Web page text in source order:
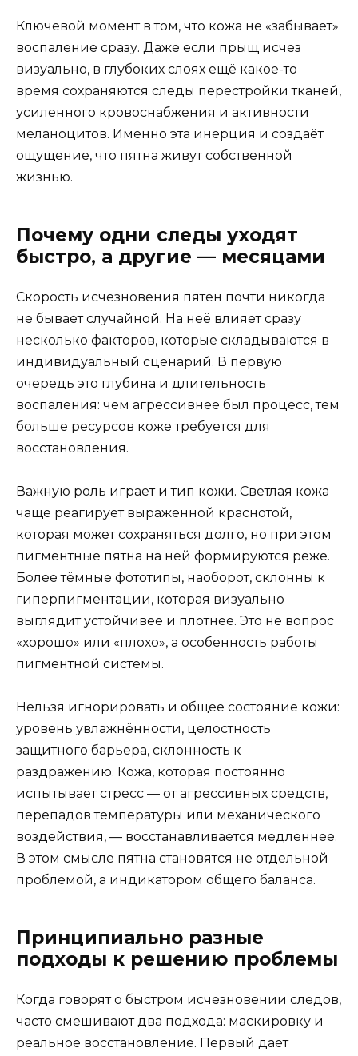
Ключевой момент в том, что кожа не «забывает»
воспаление сразу. Даже если прыщ исчез
визуально, в глубоких слоях ещё какое-то
время сохраняются следы перестройки тканей,
усиленного кровоснабжения и активности
меланоцитов. Именно эта инерция и создаёт
ощущение, что пятна живут собственной
жизнью.
Почему одни следы уходят
быстро, а другие — месяцами
Скорость исчезновения пятен почти никогда
не бывает случайной. На неё влияет сразу
несколько факторов, которые складываются в
индивидуальный сценарий. В первую
очередь это глубина и длительность
воспаления: чем агрессивнее был процесс, тем
больше ресурсов коже требуется для
восстановления.
Важную роль играет и тип кожи. Светлая кожа
чаще реагирует выраженной краснотой,
которая может сохраняться долго, но при этом
пигментные пятна на ней формируются реже.
Более тёмные фототипы, наоборот, склонны к
гиперпигментации, которая визуально
выглядит устойчивее и плотнее. Это не вопрос
«хорошо» или «плохо», а особенность работы
пигментной системы.
Нельзя игнорировать и общее состояние кожи:
уровень увлажнённости, целостность
защитного барьера, склонность к
раздражению. Кожа, которая постоянно
испытывает стресс — от агрессивных средств,
перепадов температуры или механического
воздействия, — восстанавливается медленнее.
В этом смысле пятна становятся не отдельной
проблемой, а индикатором общего баланса.
Принципиально разные
подходы к решению проблемы
Когда говорят о быстром исчезновении следов,
часто смешивают два подхода: маскировку и
реальное восстановление. Первый даёт